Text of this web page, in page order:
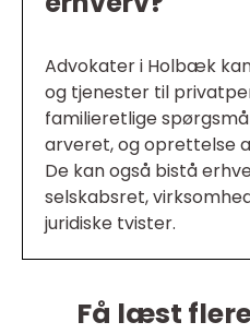
Advokater i Holbæk
og tjenester til
familieretlige
arveret, og oprettelse
De kan også bistå
selskabsret,
juridiske tvister.
Få læst